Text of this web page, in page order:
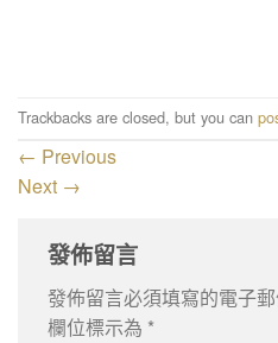
Trackbacks are closed, but you can
← Previous
Next →
發佈留言
發佈留言必須填寫的電子
欄位標示為 *